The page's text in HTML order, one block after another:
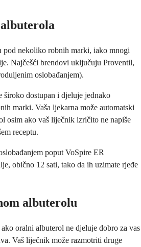
pod nekoliko robnih marki, iako mnogi
Najčešći brendovi uključuju Proventil,
oslobađanjem).
dostupan i djeluje jednako
marki. Vaša ljekarna može automatski
osim ako vaš liječnik izričito ne napiše
receptu.
poput VoSpire ER
obično 12 sati, tako da ih uzimate rjeđe
albuterolu
oralni albuterol ne djeluje dobro za vas
Vaš liječnik može razmotriti druge